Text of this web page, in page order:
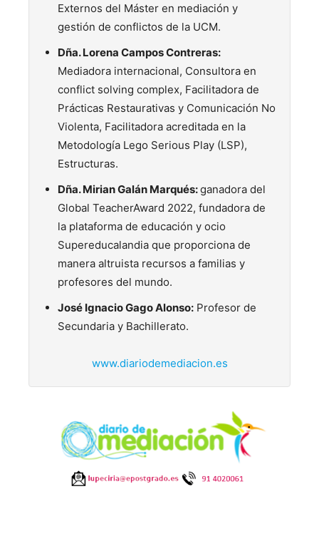
Externos del Máster en mediación y
gestión de conflictos de la UCM.
Dña. Lorena Campos Contreras:
Mediadora internacional, Consultora en
conflict solving complex, Facilitadora de
Prácticas Restaurativas y Comunicación No
Violenta, Facilitadora acreditada en la
Metodología Lego Serious Play (LSP),
Estructuras.
Dña. Mirian Galán Marqués:ganadora del
Global TeacherAward 2022, fundadora de
la plataforma de educación y ocio
Supereducalandia que proporciona de
manera altruista recursos a familias y
profesores del mundo.
José Ignacio Gago Alonso: Profesor de
Secundaria y Bachillerato.
www.diariodemediacion.es